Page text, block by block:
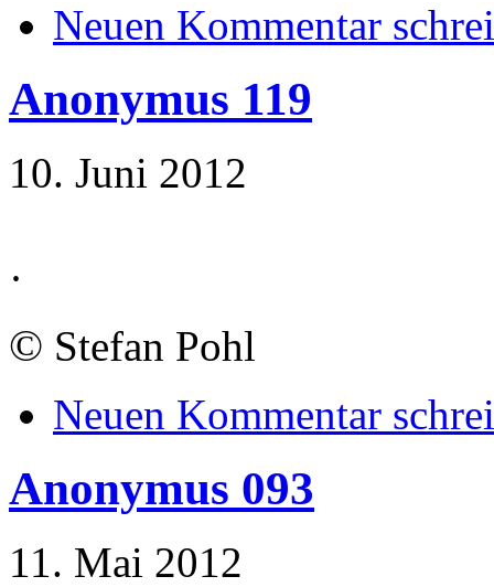
Neuen Kommentar
Anonymus 119
10. Juni 2012
·
© Stefan Pohl
Neuen Kommentar
Anonymus 093
11. Mai 2012